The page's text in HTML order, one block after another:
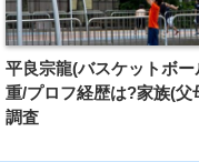
平良宗龍(バスケットボ
重/プロフ経歴は?家族(父
調査